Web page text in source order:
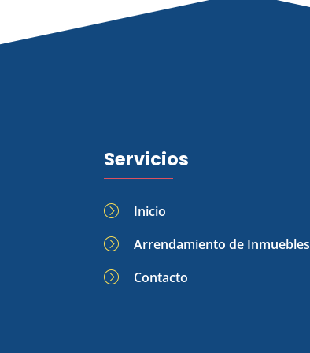
Servicios
Inicio
Arrendamiento de Inmuebles
Contacto